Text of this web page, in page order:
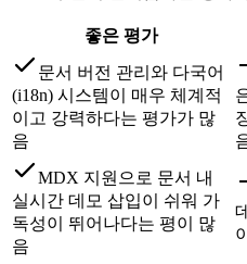
좋은 평가
문서 버전 관리와 다국어
(i18n) 시스템이 매우 체계적
이고 강력하다는 평가가 많
음
MDX 지원으로 문서 내
실시간 데모 삽입이 쉬워 가
독성이 뛰어나다는 평이 많
음